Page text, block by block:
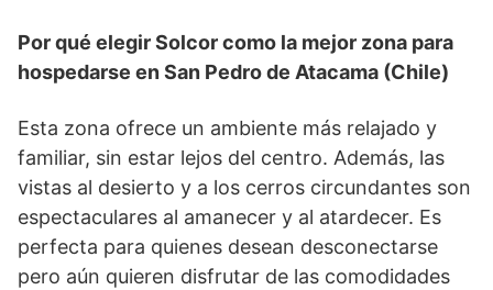
Por qué elegir Solcor como la mejor zona para
hospedarse en San Pedro de Atacama (Chile)
Esta zona ofrece un ambiente más relajado y
familiar, sin estar lejos del centro. Además, las
vistas al desierto y a los cerros circundantes son
espectaculares al amanecer y al atardecer. Es
perfecta para quienes desean desconectarse
pero aún quieren disfrutar de las comodidades